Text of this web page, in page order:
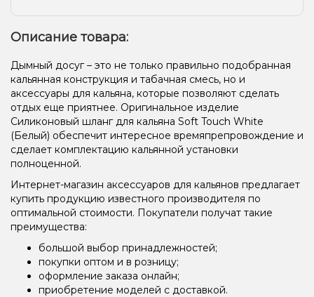
Описание товара:
Дымный досуг – это не только правильно подобранная
кальянная конструкция и табачная смесь, но и
аксессуары для кальяна, которые позволяют сделать
отдых еще приятнее. Оригинальное изделие
Силиконовый шланг для кальяна Soft Touch White
(Белый) обеспечит интересное времяпрепровождение и
сделает комплектацию кальянной установки
полноценной.
Интернет-магазин аксессуаров для кальянов предлагает
купить продукцию известного производителя по
оптимальной стоимости. Покупатели получат такие
преимущества:
большой выбор принадлежностей;
покупки оптом и в розницу;
оформление заказа онлайн;
приобретение моделей с доставкой.